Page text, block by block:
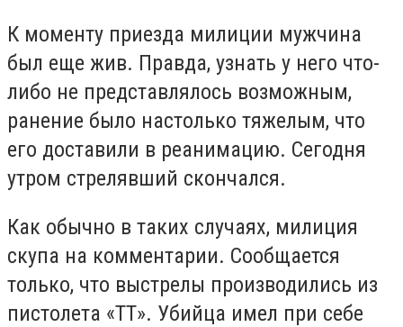
К моменту приезда милиции мужчина
был еще жив. Правда, узнать у него что-
либо не представлялось возможным,
ранение было настолько тяжелым, что
его доставили в реанимацию. Сегодня
утром стрелявший скончался.
Как обычно в таких случаях, милиция
скупа на комментарии. Сообщается
только, что выстрелы производились из
пистолета «ТТ». Убийца имел при себе